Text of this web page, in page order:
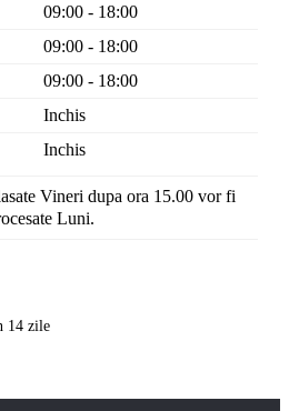
09:00 - 18:00
09:00 - 18:00
09:00 - 18:00
Inchis
Inchis
Vineri dupa ora 15.00 vor fi
Luni.
14 zile